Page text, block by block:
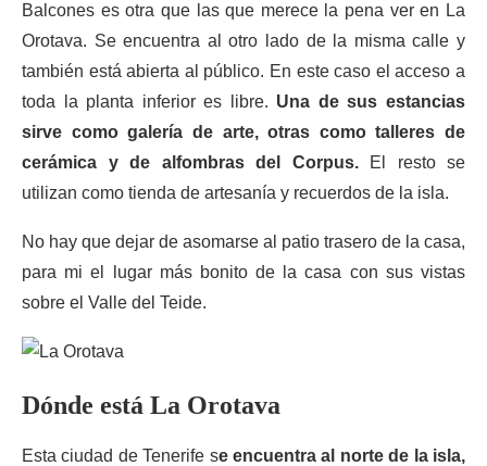
Balcones es otra que las que merece la pena ver en La
Orotava. Se encuentra al otro lado de la misma calle y
también está abierta al público. En este caso el acceso a
toda la planta inferior es libre. Una de sus estancias
sirve como galería de arte, otras como talleres de
cerámica y de alfombras del Corpus.El resto se
utilizan como tienda de artesanía y recuerdos de la isla.
No hay que dejar de asomarse al patio trasero de la casa,
para mi el lugar más bonito de la casa con sus vistas
sobre el Valle del Teide.
Dónde está La Orotava
Esta ciudad de Tenerife se encuentra al norte de la isla,